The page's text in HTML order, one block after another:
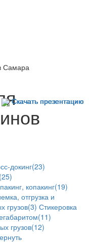
Самара
докинг(23)
копакинг(19)
отгрузка и
грузов(3) Стикеровка
грузов(12)
Скачать презентацию
Скачать презентацию
Скачать презентацию
Скачать презентацию
Скачать презентацию
Скачать презентацию